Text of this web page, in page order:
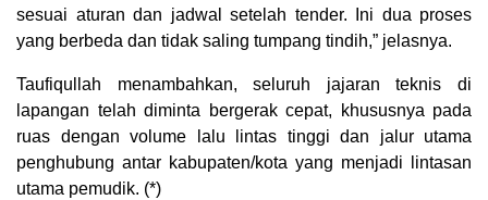
sesuai aturan dan jadwal setelah tender. Ini dua proses
yang berbeda dan tidak saling tumpang tindih,” jelasnya.
Taufiqullah menambahkan, seluruh jajaran teknis di
lapangan telah diminta bergerak cepat, khususnya pada
ruas dengan volume lalu lintas tinggi dan jalur utama
penghubung antar kabupaten/kota yang menjadi lintasan
utama pemudik. (*)